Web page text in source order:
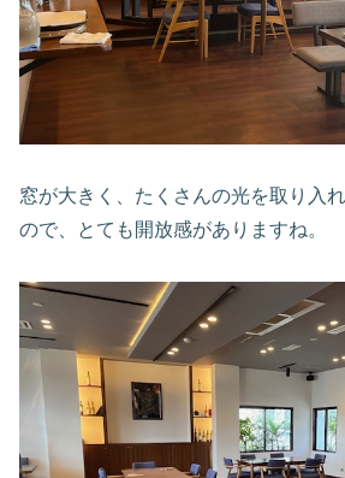
窓が大きく、たくさんの光を取り入
ので、とても開放感がありますね。